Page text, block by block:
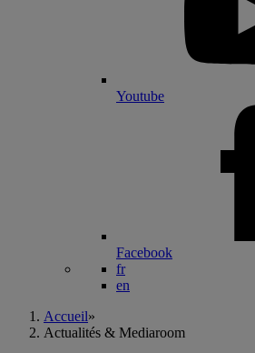
Youtube
Facebook
fr
en
Accueil»
Actualités & Mediaroom